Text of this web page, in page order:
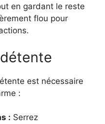
en gardant le reste
flou pour
est nécessaire
:
: Serrez